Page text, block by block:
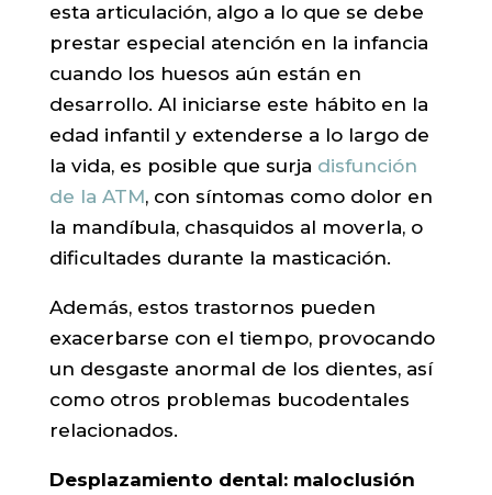
esta articulación, algo a lo que se debe
prestar especial atención en la infancia
cuando los huesos aún están en
desarrollo. Al iniciarse este hábito en la
edad infantil y extenderse a lo largo de
la vida, es posible que surja disfunción
de la ATM, con síntomas como dolor en
la mandíbula, chasquidos al moverla, o
dificultades durante la masticación.
Además, estos trastornos pueden
exacerbarse con el tiempo, provocando
un desgaste anormal de los dientes, así
como otros problemas bucodentales
relacionados.
Desplazamiento dental: maloclusión